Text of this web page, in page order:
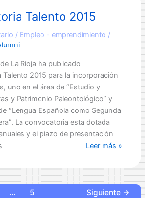
2016
Talento 2015
/ Empleo - emprendimiento /
La Rioja ha publicado
Talento 2015 para la incorporación
uno en el área de “Estudio y
y Patrimonio Paleontológico” y
“Lengua Española como Segunda
La convocatoria está dotada
y el plazo de presentación
Convocatoria
2015
Leer más »
… 5 Siguiente →